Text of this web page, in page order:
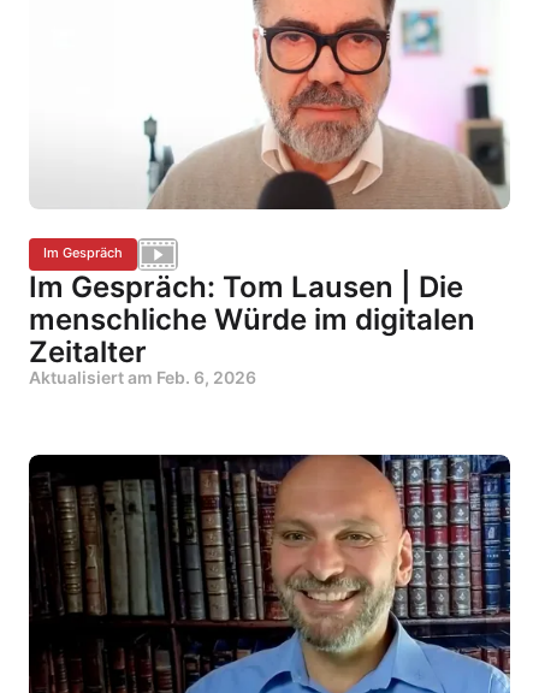
Im Gespräch
Im Gespräch: Tom Lausen | Die
menschliche Würde im digitalen
Zeitalter
Aktualisiert am Feb. 6, 2026